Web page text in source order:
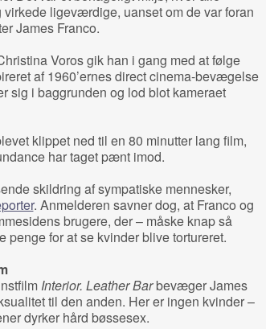
ligeværdige, uanset om de var foran
James Franco.
Voros gik han i gang med at følge
af 1960’ernes direct cinema-bevægelse
sig i baggrunden og lod blot kameraet
klippet ned til en 80 minutter lang film,
har taget pænt imod.
skildring af sympatiske mennesker,
. Anmelderen savner dog, at Franco og
brugere, der – måske knap så
penge for at se kvinder blive tortureret.
Interior. Leather Barbevæger James
til den anden. Her er ingen kvinder –
dyrker hård bøssesex.